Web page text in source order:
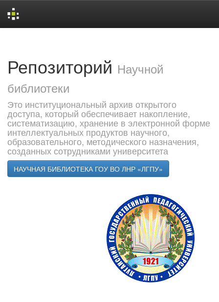
Репозиторий Научной
библиотеки
Это институциональный архив открытого
доступа, который обеспечивает накопление,
систематизацию, хранение в электронной форме
интеллектуальных продуктов научного,
образовательного, методического назначения,
созданных сотрудниками университета
НАУЧНАЯ БИБЛИОТЕКА ГОУ ВО ЛНР «ЛГПУ»